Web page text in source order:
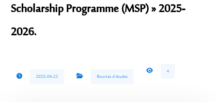
Scholarship Programme (MSP) » 2025-
2026.
2025-04-22 Bourses d'études
4